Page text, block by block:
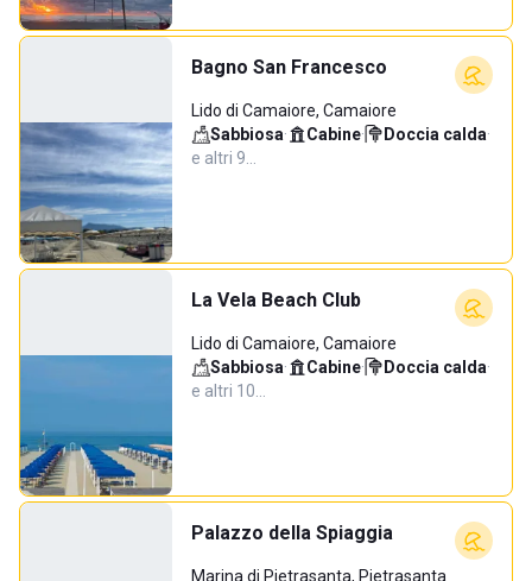
Bagno San Francesco
Lido di Camaiore, Camaiore
Sabbiosa· Cabine· Doccia calda·
e altri 9…
La Vela Beach Club
Lido di Camaiore, Camaiore
Sabbiosa· Cabine· Doccia calda·
e altri 10…
Palazzo della Spiaggia
Marina di Pietrasanta, Pietrasanta